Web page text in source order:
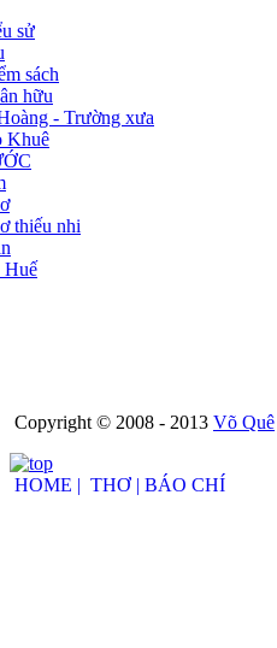
sử
sách
hữu
- Trường xưa
Khuê
thiếu nhi
Huế
Copyright © 2008 - 2013 Võ Quê
HOME | THƠ | BÁO CHÍ